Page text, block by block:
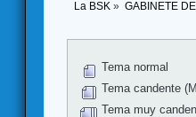
La BSK » GABINETE
Tema normal
Tema candente
Tema muy